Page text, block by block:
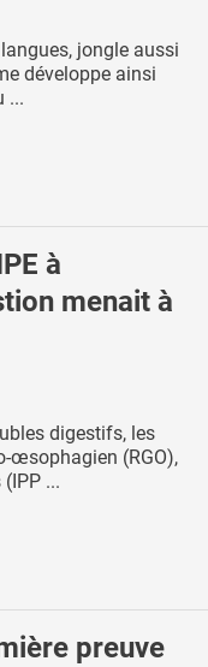
jongle aussi
développe ainsi
...
à
menait à
digestifs, les
œsophagien (RGO),
...
preuve